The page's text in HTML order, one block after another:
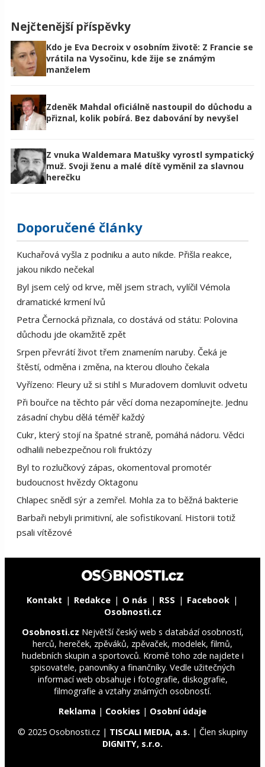
Nejčtenější příspěvky
Kdo je Eva Decroix v osobním životě: Z Francie se
vrátila na Vysočinu, kde žije se známým
manželem
Zdeněk Mahdal oficiálně nastoupil do důchodu a
přiznal, kolik pobírá. Bez dabování by nevyšel
Z vnuka Waldemara Matušky vyrostl sympatický
muž. Svoji ženu a malé dítě vyměnil za slavnou
herečku
Doporučené články
Kuchařová vyšla z podniku a auto nikde. Přišla reakce,
jakou nikdo nečekal
Byl jsem celý od krve, měl jsem strach, vylíčil Vémola
dramatické krmení lvů
Petra Černocká přiznala, co dostává od státu: Polovina
důchodu jde okamžitě zpět
Srpen převrátí život třem znamením naruby. Čeká je
štěstí, odměna i změna, na kterou dlouho čekala
Vyřízeno: Fleury už si stihl s Muradovem domluvit odvetu
Při bouřce na těchto pár věcí doma nezapomínejte. Jednu
zásadní chybu dělá téměř každý
Cukr, který stojí na špatné straně, pomáhá nádoru. Vědci
odhalili nebezpečnou roli fruktózy
Byl to rozlučkový zápas, okomentoval promotér
budoucnost hvězdy Oktagonu
Chlapec snědl sýr a zemřel. Mohla za to běžná bakterie
Barbaři nebyli primitivní, ale sofistikovaní. Historii totiž
psali vítězové
Kontakt Redakce O nás RSS
Facebook
Osobnosti.cz
Osobnosti.cz Největší český web s databází osobností,
herců, hereček, zpěváků, zpěvaček, modelek, filmů,
hudebních skupin a sportovců. Kromě toho zde najdete i
spisovatele, panovníky a finančníky. Vedle užitečných
informací web obsahuje i fotografie, diskografie,
filmografie a vztahy známých osobností.
Reklama | Cookies | Osobní údaje
© 2025 Osobnosti.cz | TISCALI MEDIA, a.s. | Člen skupiny
DIGNITY, s.r.o.